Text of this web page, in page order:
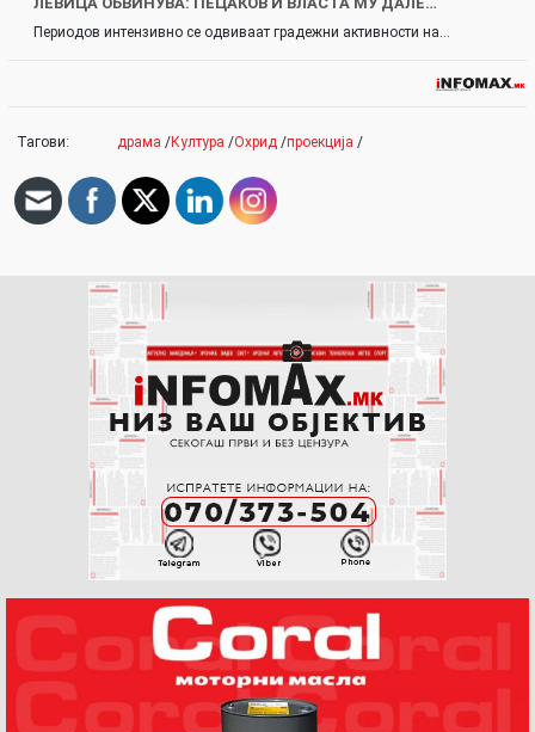
Периодов интензивно се одвиваат градежни активности на…
Тагови: драма /Култура /Охрид /проекција /